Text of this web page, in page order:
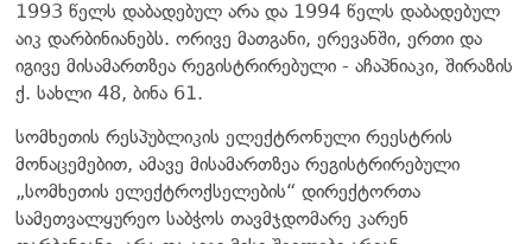
1993 წელს დაბადებულ არა და 1994 წელს დაბადებულ
აიკ დარბინიანებს. ორივე მათგანი, ერევანში, ერთი და
იგივე მისამართზეა რეგისტრირებული - აჩაპნიაკი, შირაზის
ქ. სახლი 48, ბინა 61.
სომხეთის რესპუბლიკის ელექტრონული რეესტრის
მონაცემებით, ამავე მისამართზეა რეგისტრირებული
„სომხეთის ელექტროქსელების“ დირექტორთა
სამეთვალყურეო საბჭოს თავმჯდომარე კარენ